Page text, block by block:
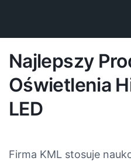
Najlepszy
Oświetlenia
LED
Firma KML stosuje